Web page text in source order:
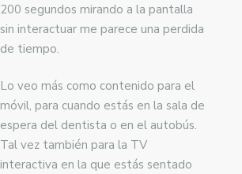
200 segundos mirando a la pantalla
sin interactuar me parece una perdida
de tiempo.
Lo veo más como contenido para el
móvil, para cuando estás en la sala de
espera del dentista o en el autobús.
Tal vez también para la TV
interactiva en la que estás sentado